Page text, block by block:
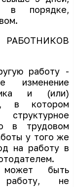
в порядке,
работу -
изменение
и (или)
в котором
в трудовом
у того же
на работу в
быть
не